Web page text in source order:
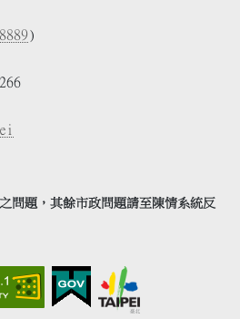
)
問題，其餘市政問題請至陳情系統反